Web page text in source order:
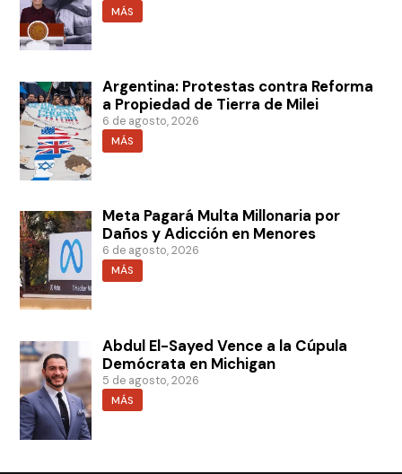
MÁS
Argentina: Protestas contra Reforma
a Propiedad de Tierra de Milei
6 de agosto, 2026
MÁS
Meta Pagará Multa Millonaria por
Daños y Adicción en Menores
6 de agosto, 2026
MÁS
Abdul El-Sayed Vence a la Cúpula
Demócrata en Michigan
5 de agosto, 2026
MÁS